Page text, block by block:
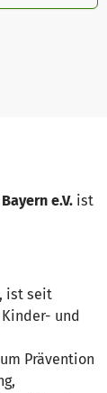
e.V. ist
ist seit
und
Prävention